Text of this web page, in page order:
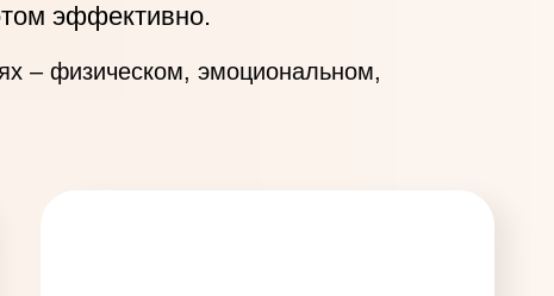
эффективно.
– физическом, эмоциональном,